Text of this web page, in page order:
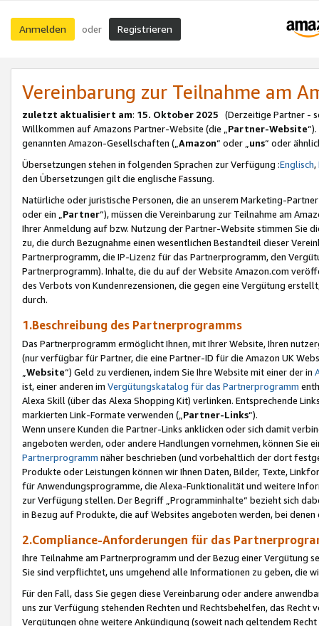
Anmelden oder Registrieren
Vereinbarung zur Teilnahme am
zuletzt aktualisiert am: 15. Oktober 2025 (Derzeitige Partner -
Willkommen auf Amazons Partner-Website (die „Partner-Website
genannten Amazon-Gesellschaften („Amazon“ oder „uns“ oder
Übersetzungen stehen in folgenden Sprachen zur Verfügung :Englisch,
den Übersetzungen gilt die englische Fassung.
Natürliche oder juristische Personen, die an unserem Marketing-
oder ein „Partner“), müssen die Vereinbarung zur Teilnahme am
Ihrer Anmeldung auf bzw. Nutzung der Partner-Website stimmen Sie
zu, die durch Bezugnahme einen wesentlichen Bestandteil dieser
Partnerprogramm, die IP-Lizenz für das Partnerprogramm, den
Partnerprogramm). Inhalte, die du auf der Website Amazon.com
des Verbots von Kundenrezensionen, die gegen eine Vergütung
durch.
1.Beschreibung des Partnerprogramms
Das Partnerprogramm ermöglicht Ihnen, mit Ihrer Website, Ihren
(nur verfügbar für Partner, die eine Partner-ID für die Amazon UK
Website“) Geld zu verdienen, indem Sie Ihre Website mit einer der in
ist, einer anderen im Vergütungskatalog für das Partnerprogramm
Alexa Skill (über das Alexa Shopping Kit) verlinken. Entsprechende
markierten Link-Formate verwenden („ Partner-Links“).
Wenn unsere Kunden die Partner-Links anklicken oder sich damit
angeboten werden, oder andere Handlungen vornehmen, können Sie
Partnerprogramm näher beschrieben (und vorbehaltlich der dort
Produkte oder Leistungen können wir Ihnen Daten, Bilder, Texte,
für Anwendungsprogramme, die Alexa-Funktionalität und weitere
zur Verfügung stellen. Der Begriff „Programminhalte“ bezieht sich
in Bezug auf Produkte, die auf Websites angeboten werden, bei
2.Compliance-Anforderungen für das
Ihre Teilnahme am Partnerprogramm und der Bezug einer Vergütung
Sie sind verpflichtet, uns umgehend alle Informationen zu geben, die
Für den Fall, dass Sie gegen diese Vereinbarung oder andere
uns zur Verfügung stehenden Rechten und Rechtsbehelfen, das
Vergütungen ohne weitere Ankündigung (soweit nach geltendem